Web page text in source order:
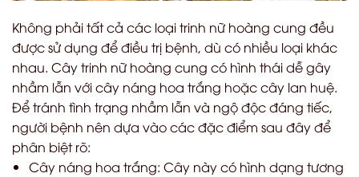
Không phải tất cả các loại trinh nữ hoàng cung đều
được sử dụng để điều trị bệnh, dù có nhiều loại khác
nhau. Cây trinh nữ hoàng cung có hình thái dễ gây
nhầm lẫn với cây náng hoa trắng hoặc cây lan huệ.
Để tránh tình trạng nhầm lẫn và ngộ độc đáng tiếc,
người bệnh nên dựa vào các đặc điểm sau đây để
phân biệt rõ:
Cây náng hoa trắng: Cây này có hình dạng tương